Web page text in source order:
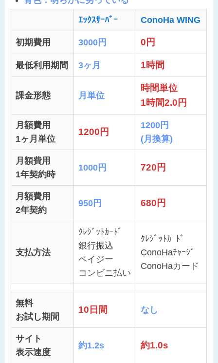
ｴｯｸｽｻｰﾊﾞｰ ConoHa WING
初期費用 3000円 0円
最低利用期間 3ヶ月 1時間
課金形態 月単位
時間単位
1時間2.0円
月額費用
1ヶ月単位
1200円
1200円
(月換算)
月額費用
1年契約時
1000円 720円
月額費用
2年契約
950円 680円
支払方法
ｸﾚｼﾞｯﾄｶｰﾄﾞ
銀行振込
ペイジー
コンビニ払い
ｸﾚｼﾞｯﾄｶｰﾄﾞ
ConoHaﾁｬｰｼﾞ
ConoHaカード
無料
お試し期間
10日間 なし
サイト
表示速度
約1.2s 約1.0s